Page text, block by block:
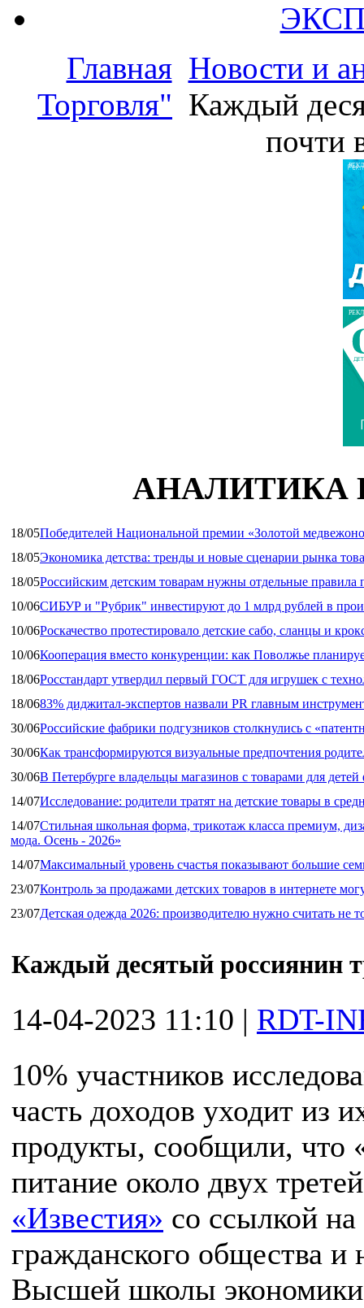
Главная Новости и
Торговля" Каждый
почти
АНАЛИТИКА
18/05Победителей Национальной премии «Золотой
18/05Экономика детства: тренды и новые сценарии рынка
18/05Российским детским товарам нужны отдельные правила
10/06СИБУР и "Рубрик" инвестируют до 1 млрд рублей в
10/06Роскачество протестировало детские сабо, сланцы и
10/06Кооперация вместо конкуренции: как Поволжье
18/06Росстандарт утвердил первый ГОСТ для игрушек с
18/0683% диджитал‑экспертов назвали PR главным
30/06Российские фабрики подгузников столкнулись с
30/06Как трансформируются визуальные предпочтения
30/06В Петербурге владельцы магазинов с товарами для
14/07Исследование: родители тратят на детские товары в
14/07Стильная школьная форма, трикотаж класса премиум,
мода. Осень - 2026»
14/07Максимальный уровень счастья показывают большие
23/07Контроль за продажами детских товаров в интернете
23/07Детская одежда 2026: производителю нужно считать не
Каждый десятый россиянин
14-04-2023 11:10 | RDT-
10% участников
часть доходов уходит из
продукты, сообщили, что
питание около двух
«Известия» со ссылкой
гражданского общества и
Высшей школы